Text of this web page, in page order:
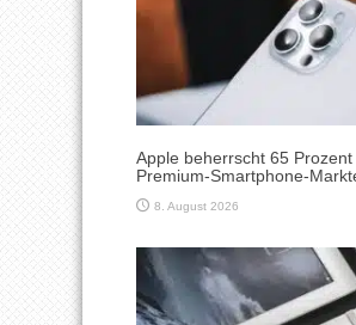
Apple beherrscht 65
Premium-Smartphone-
8. August 2026